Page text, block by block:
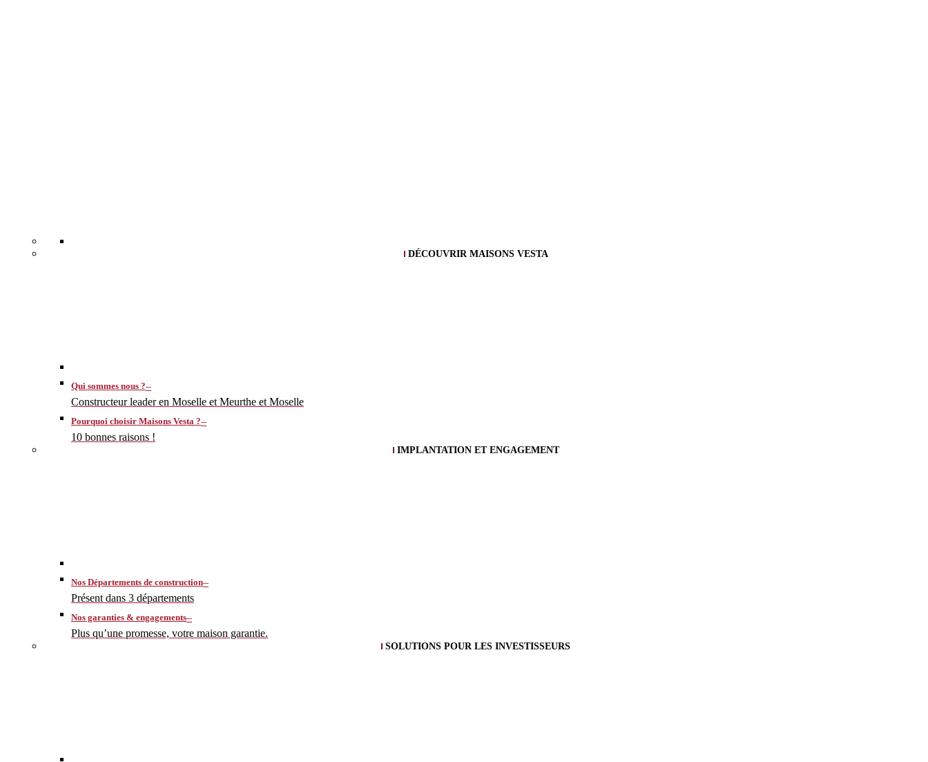
DÉCOUVRIR MAISONS VESTA
Qui sommes nous ?–
Constructeur leader en Moselle et Meurthe et Moselle
Pourquoi choisir Maisons Vesta ?–
10 bonnes raisons !
IMPLANTATION ET ENGAGEMENT
Nos Départements de construction–
Présent dans 3 départements
Nos garanties & engagements–
Plus qu’une promesse, votre maison garantie.
SOLUTIONS POUR LES INVESTISSEURS